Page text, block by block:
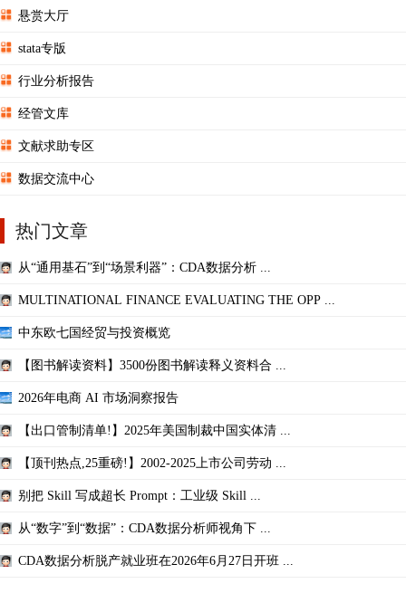
悬赏大厅
stata专版
行业分析报告
经管文库
文献求助专区
数据交流中心
热门文章
从“通用基石”到“场景利器”：CDA数据分析 ...
MULTINATIONAL FINANCE EVALUATING THE OPP ...
中东欧七国经贸与投资概览
【图书解读资料】3500份图书解读释义资料合 ...
2026年电商 AI 市场洞察报告
【出口管制清单!】2025年美国制裁中国实体清 ...
【顶刊热点,25重磅!】2002-2025上市公司劳动 ...
别把 Skill 写成超长 Prompt：工业级 Skill ...
从“数字”到“数据”：CDA数据分析师视角下 ...
CDA数据分析脱产就业班在2026年6月27日开班 ...